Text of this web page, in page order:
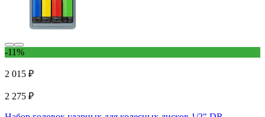
-11%
2 015 ₽
2 275 ₽